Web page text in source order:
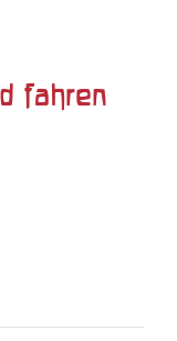
fahren